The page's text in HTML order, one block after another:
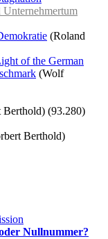
Unternehmertum
(Roland
of the German
(Wolf
Berthold) (93.280)
Berthold)
Nullnummer?